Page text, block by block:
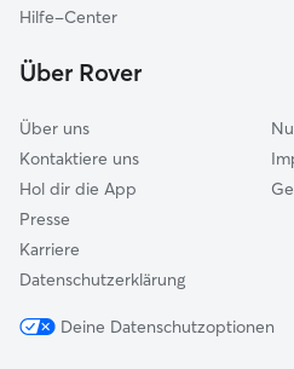
Hilfe-Center
Über Rover
Über uns
Kontaktiere uns
Hol dir die App
Presse
Karriere
Datenschutzerklärung
Deine Datenschutzoptionen